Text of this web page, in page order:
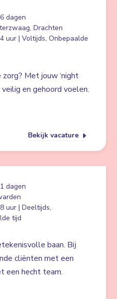
dagen
Drachten
uur | Voltijds, Onbepaalde
Met jouw ‘night
veilig en gehoord voelen.
Bekijk vacature
dagen
uur | Deeltijds,
tijd
baan. Bij
cliënten met een
een hecht team.